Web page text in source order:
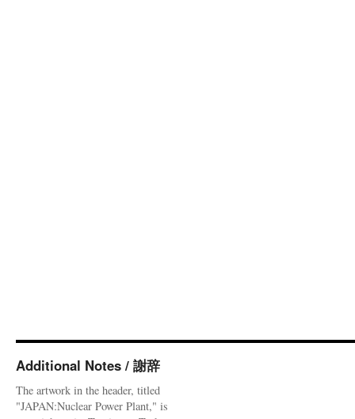
Additional Notes / 謝辞
The artwork in the header, titled
"JAPAN:Nuclear Power Plant," is